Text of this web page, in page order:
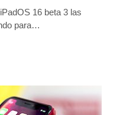
16 beta 3 las
para…